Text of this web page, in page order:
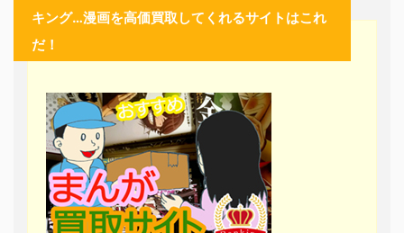
キング…漫画を高価買取してくれるサイトはこれ
だ！